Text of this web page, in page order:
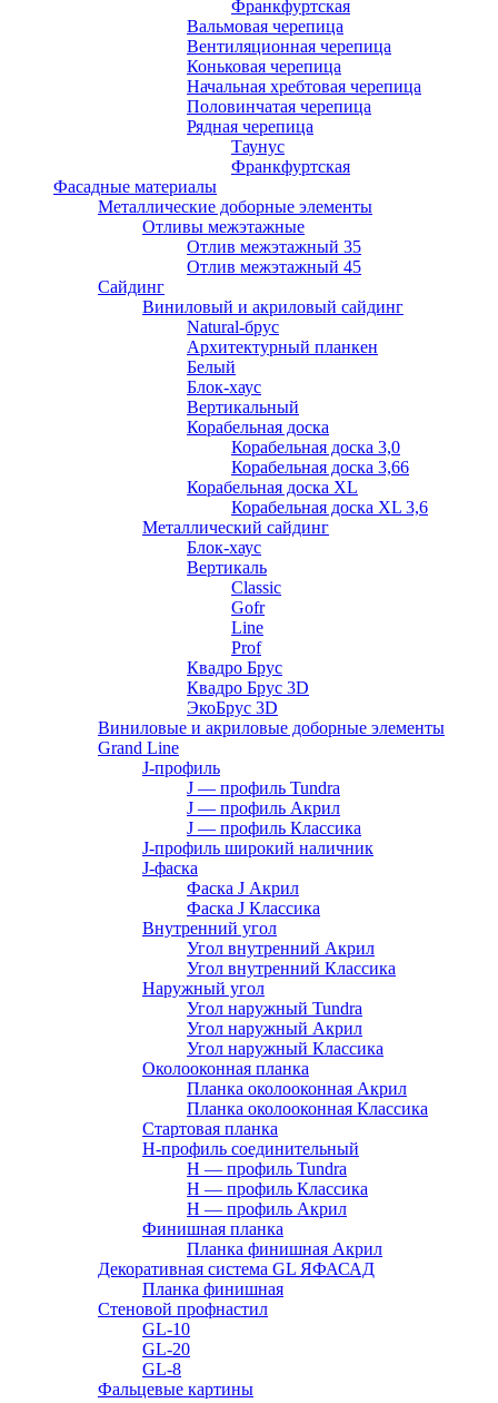
Франкфуртская
Вальмовая черепица
Вентиляционная черепица
Коньковая черепица
Начальная хребтовая черепица
Половинчатая черепица
Рядная черепица
Таунус
Франкфуртская
Фасадные материалы
Металлические доборные элементы
Отливы межэтажные
Отлив межэтажный 35
Отлив межэтажный 45
Сайдинг
Виниловый и акриловый сайдинг
Natural-брус
Архитектурный планкен
Белый
Блок-хаус
Вертикальный
Корабельная доска
Корабельная доска 3,0
Корабельная доска 3,66
Корабельная доска XL
Корабельная доска XL 3,6
Металлический сайдинг
Блок-хаус
Вертикаль
Classic
Gofr
Line
Prof
Квадро Брус
Квадро Брус 3D
ЭкоБрус 3D
Виниловые и акриловые доборные элементы
Grand Line
J-профиль
J — профиль Tundra
J — профиль Акрил
J — профиль Классика
J-профиль широкий наличник
J-фаска
Фаска J Акрил
Фаска J Классика
Внутренний угол
Угол внутренний Акрил
Угол внутренний Классика
Наружный угол
Угол наружный Tundra
Угол наружный Акрил
Угол наружный Классика
Околооконная планка
Планка околооконная Акрил
Планка околооконная Классика
Стартовая планка
H-профиль соединительный
Н — профиль Tundra
H — профиль Классика
Н — профиль Акрил
Финишная планка
Планка финишная Акрил
Декоративная система GL ЯФАСАД
Планка финишная
Стеновой профнастил
GL-10
GL-20
GL-8
Фальцевые картины